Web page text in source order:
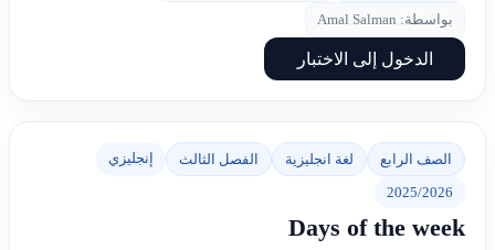
بواسطة: Amal Salman
الدخول إلى الاختبار
الصف الرابع لغة انجليزية الفصل الثالث إنجليزي
2025/2026
Days of the week